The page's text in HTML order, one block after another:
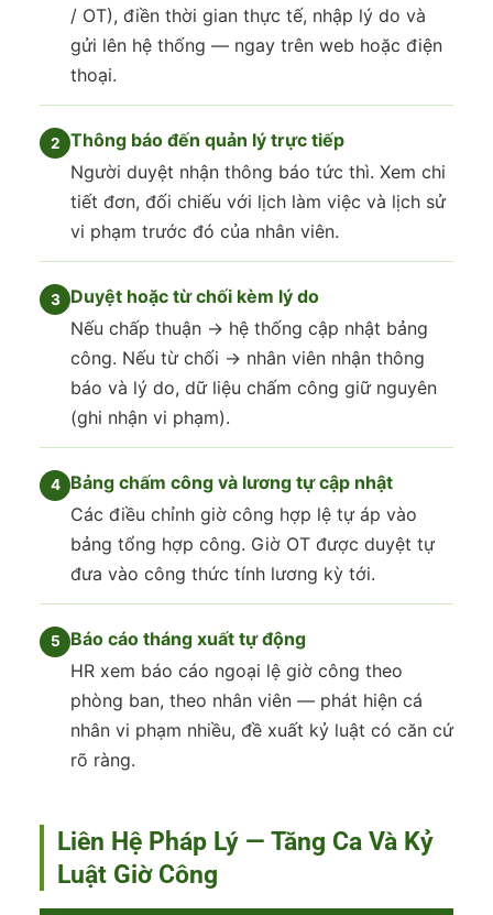
/ OT), điền thời gian thực tế, nhập lý do và
gửi lên hệ thống — ngay trên web hoặc điện
thoại.
Thông báo đến quản lý trực tiếp
Người duyệt nhận thông báo tức thì. Xem chi
tiết đơn, đối chiếu với lịch làm việc và lịch sử
vi phạm trước đó của nhân viên.
Duyệt hoặc từ chối kèm lý do
Nếu chấp thuận → hệ thống cập nhật bảng
công. Nếu từ chối → nhân viên nhận thông
báo và lý do, dữ liệu chấm công giữ nguyên
(ghi nhận vi phạm).
Bảng chấm công và lương tự cập nhật
Các điều chỉnh giờ công hợp lệ tự áp vào
bảng tổng hợp công. Giờ OT được duyệt tự
đưa vào công thức tính lương kỳ tới.
Báo cáo tháng xuất tự động
HR xem báo cáo ngoại lệ giờ công theo
phòng ban, theo nhân viên — phát hiện cá
nhân vi phạm nhiều, đề xuất kỷ luật có căn cứ
rõ ràng.
Liên Hệ Pháp Lý — Tăng Ca Và Kỷ
Luật Giờ Công